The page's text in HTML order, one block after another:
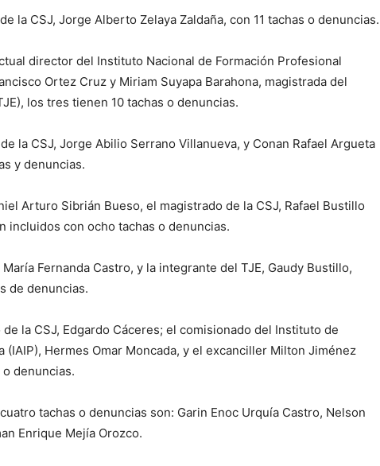
la CSJ, Jorge Alberto Zelaya Zaldaña, con 11 tachas o denuncias.
director del Instituto Nacional de Formación Profesional
Ortez Cruz y Miriam Suyapa Barahona, magistrada del
los tres tienen 10 tachas o denuncias.
la CSJ, Jorge Abilio Serrano Villanueva, y Conan Rafael Argueta
y denuncias.
Arturo Sibrián Bueso, el magistrado de la CSJ, Rafael Bustillo
incluidos con ocho tachas o denuncias.
Fernanda Castro, y la integrante del TJE, Gaudy Bustillo,
de denuncias.
la CSJ, Edgardo Cáceres; el comisionado del Instituto de
(IAIP), Hermes Omar Moncada, y el excanciller Milton Jiménez
denuncias.
tachas o denuncias son: Garin Enoc Urquía Castro, Nelson
Enrique Mejía Orozco.